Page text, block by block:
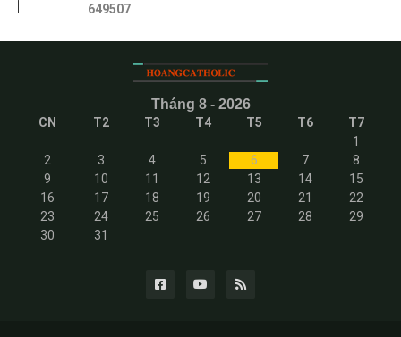
649507
Tháng 8 - 2026
CN T2 T3 T4 T5 T6
T7
1
2
3 4 5 6 7
8
9
10 11 12 13 14
15
16
17 18 19 20 21
22
23
24 25 26 27 28
29
30
31